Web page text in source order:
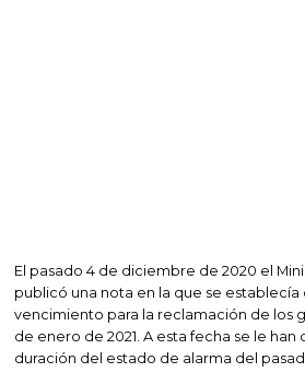
El pasado 4 de diciembre de 2020 el
publicó una nota en la que se
vencimiento para la reclamación de los
de enero de 2021. A esta fecha se le han
duración del estado de alarma del